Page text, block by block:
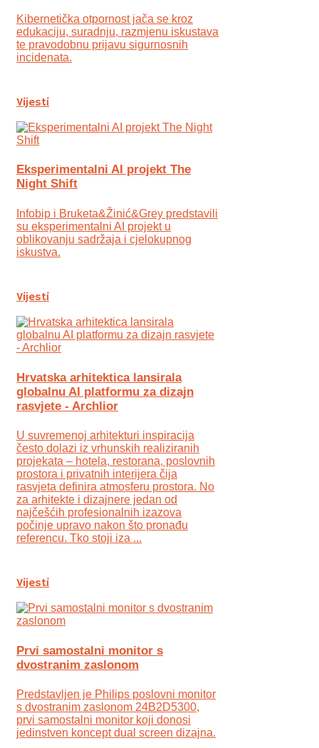
Kibernetička otpornost jača se kroz
edukaciju, suradnju, razmjenu iskustava
te pravodobnu prijavu sigurnosnih
incidenata.
Vijesti
Eksperimentalni AI projekt The
Night Shift
Infobip i Bruketa&Žinić&Grey predstavili
su eksperimentalni AI projekt u
oblikovanju sadržaja i cjelokupnog
iskustva.
Vijesti
Hrvatska arhitektica lansirala
globalnu AI platformu za dizajn
rasvjete - Archlior
U suvremenoj arhitekturi inspiracija
često dolazi iz vrhunskih realiziranih
projekata – hotela, restorana, poslovnih
prostora i privatnih interijera čija
rasvjeta definira atmosferu prostora. No
za arhitekte i dizajnere jedan od
najčešćih profesionalnih izazova
počinje upravo nakon što pronađu
referencu. Tko stoji iza ...
Vijesti
Prvi samostalni monitor s
dvostranim zaslonom
Predstavljen je Philips poslovni monitor
s dvostranim zaslonom 24B2D5300,
prvi samostalni monitor koji donosi
jedinstven koncept dual screen dizajna.